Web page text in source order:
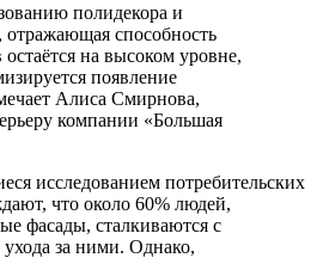
полидекора и
способность
на высоком уровне,
появление
Алиса Смирнова,
компании «Большая
исследованием потребительских
что около 60% людей,
фасады, сталкиваются с
за ними. Однако,